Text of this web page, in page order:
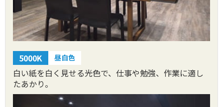
5000K 昼白色
白い紙を白く見せる光色で、仕事や勉強、作業に適し
たあかり。